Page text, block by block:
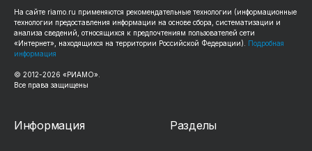
На сайте riamo.ru применяются рекомендательные технологии (информационные
технологии предоставления информации на основе сбора, систематизации и
анализа сведений, относящихся к предпочтениям пользователей сети
«Интернет», находящихся на территории Российской Федерации). Подробная
информация
© 2012-2026 «РИАМО».
Все права защищены
Информация Разделы